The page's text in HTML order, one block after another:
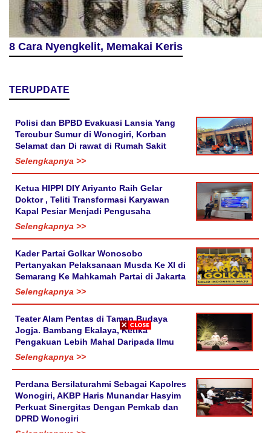
8 Cara Nyengkelit, Memakai Keris
TERUPDATE
Polisi dan BPBD Evakuasi Lansia Yang
Tercubur Sumur di Wonogiri, Korban
Selamat dan Di rawat di Rumah Sakit
Selengkapnya >>
Ketua HIPPI DIY Ariyanto Raih Gelar
Doktor , Teliti Transformasi Karyawan
Kapal Pesiar Menjadi Pengusaha
Selengkapnya >>
Kader Partai Golkar Wonosobo
Pertanyakan Pelaksanaan Musda Ke XI di
Semarang Ke Mahkamah Partai di Jakarta
Selengkapnya >>
Teater Alam Pentas di Taman Budaya
Jogja. Bambang Ekalaya, Ketika
Pengakuan Lebih Mahal Daripada Ilmu
Selengkapnya >>
Perdana Bersilaturahmi Sebagai Kapolres
Wonogiri, AKBP Haris Munandar Hasyim
Perkuat Sinergitas Dengan Pemkab dan
DPRD Wonogiri